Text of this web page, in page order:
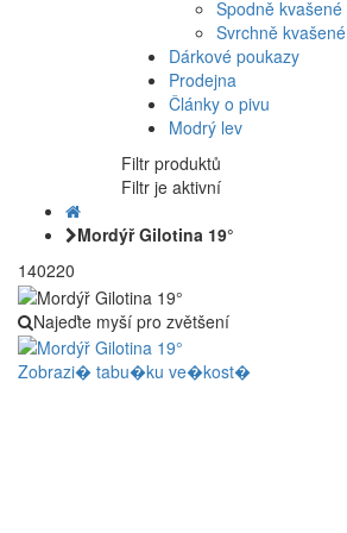
Spodně kvašené
Svrchně kvašené
Dárkové poukazy
Prodejna
Články o pivu
Modrý lev
Filtr produktů
Filtr je aktivní
Mordýř Gilotina 19°
140220
Najeďte myší pro zvětšení
Zobrazi� tabu�ku ve�kost�